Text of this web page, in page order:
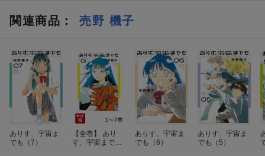
関連商品 ： 売野 機子
ありす、宇宙ま
でも（7）
【全巻】 あり
す、宇宙までも
ありす、宇宙ま
でも（6）
ありす、宇宙ま
でも（5）